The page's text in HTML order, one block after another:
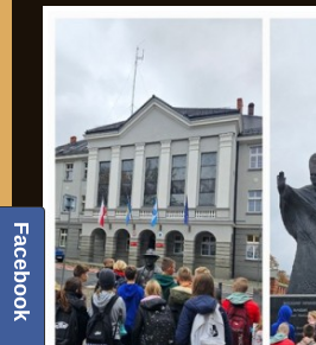
Facebook